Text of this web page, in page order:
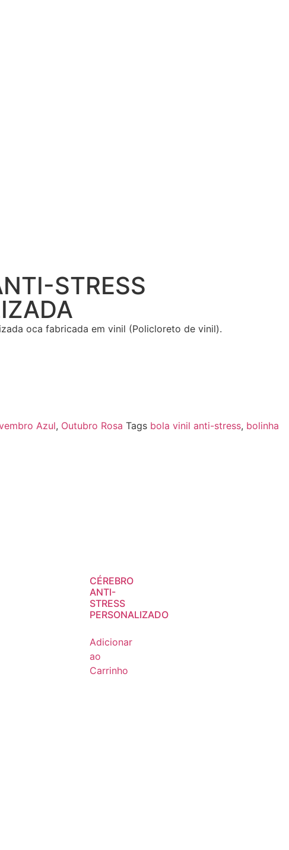
STRESS
oca fabricada em vinil (Policloreto de vinil).
Azul, Outubro Rosa Tags bola vinil anti-stress, bolinha
CÉREBRO
ANTI-
STRESS
PERSONALIZADO
Adicionar
ao
Carrinho